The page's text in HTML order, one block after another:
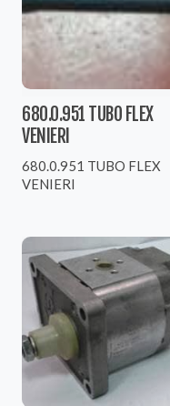
680.0.951 TUBO FLEX
VENIERI
680.0.951 TUBO FLEX
VENIERI